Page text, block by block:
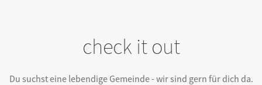
check it out
Du suchst eine lebendige Gemeinde - wir sind gern für dich da.